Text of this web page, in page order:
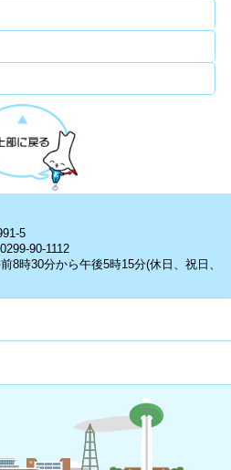
5
90-1112
8時30分から午後5時15分(休日、祝日、